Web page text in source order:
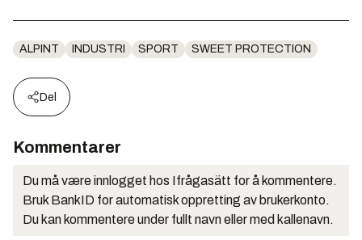
ALPINT INDUSTRI SPORT SWEET PROTECTION
Del
Kommentarer
Du må være innlogget hos Ifrågasätt for å kommentere.
Bruk BankID for automatisk oppretting av brukerkonto.
Du kan kommentere under fullt navn eller med kallenavn.